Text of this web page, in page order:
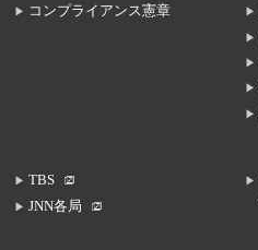
コンプライアンス憲章
TBS
JNN各局